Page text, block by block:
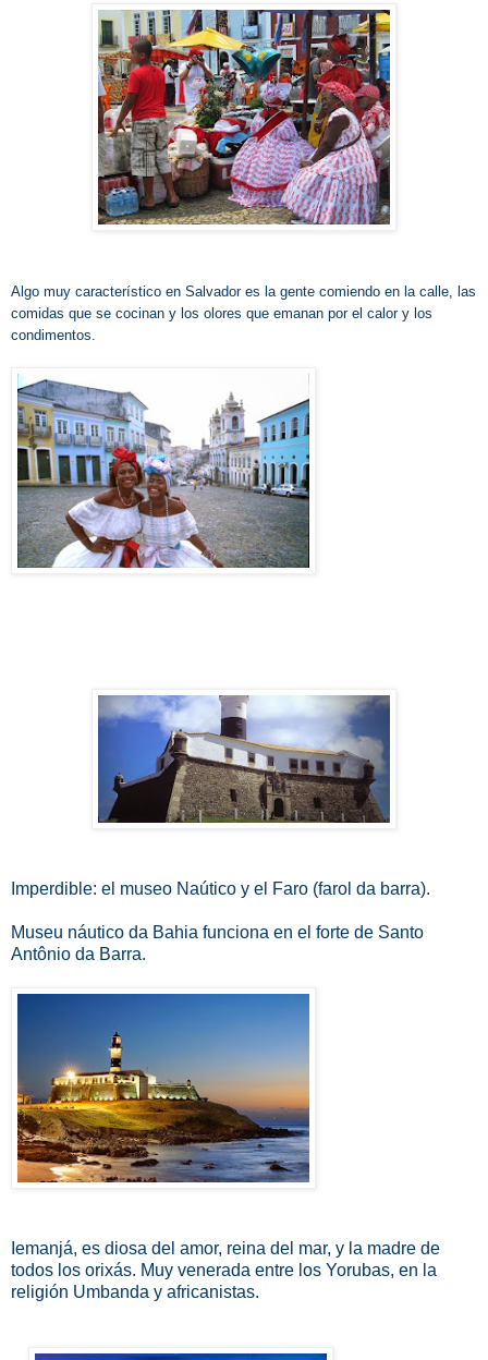
Algo muy característico en Salvador es la gente comiendo en la calle, las
comidas que se cocinan y los olores que emanan por el calor y los
condimentos.
Imperdible: el museo Naútico y el Faro (farol da barra).
Museu náutico da Bahia funciona en el forte de Santo
Antônio da Barra.
Iemanjá, es diosa del amor, reina del mar, y la madre de
todos los orixás. Muy venerada entre los Yorubas, en la
religión Umbanda y africanistas.